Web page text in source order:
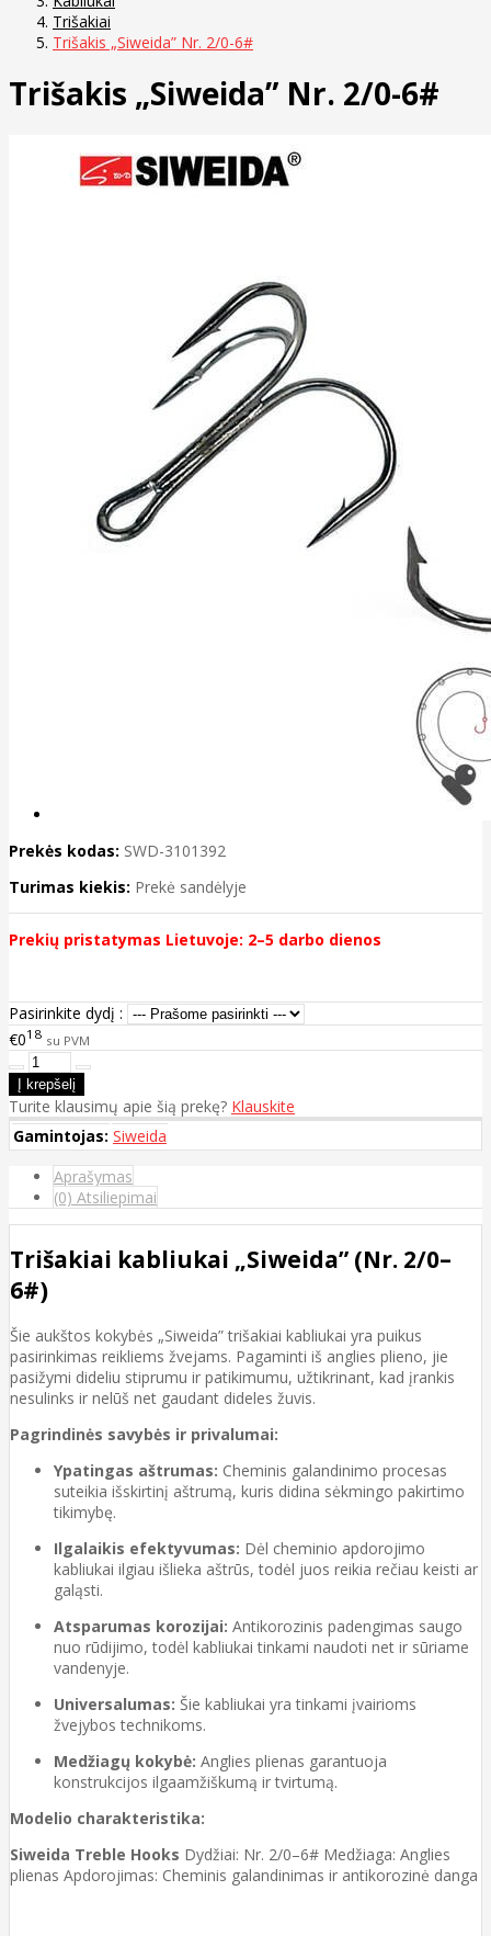
Trišakiai
Trišakis „Siweida” Nr. 2/0-6#
Trišakis „Siweida” Nr. 2/0-6#
Prekės kodas: SWD-3101392
Turimas kiekis: Prekė sandėlyje
Prekių pristatymas Lietuvoje: 2–5 darbo dienos
Pasirinkite dydį :
€018 su PVM
Turite klausimų apie šią prekę? Klauskite
Gamintojas: Siweida
Aprašymas
(0) Atsiliepimai
Trišakiai kabliukai „Siweida” (Nr. 2/0–
6#)
Šie aukštos kokybės „Siweida” trišakiai kabliukai yra puikus
pasirinkimas reikliems žvejams. Pagaminti iš anglies plieno, jie
pasižymi dideliu stiprumu ir patikimumu, užtikrinant, kad įrankis
nesulinks ir nelūš net gaudant dideles žuvis.
Pagrindinės savybės ir privalumai:
Ypatingas aštrumas: Cheminis galandinimo procesas
suteikia išskirtinį aštrumą, kuris didina sėkmingo pakirtimo
tikimybę.
Ilgalaikis efektyvumas: Dėl cheminio apdorojimo
kabliukai ilgiau išlieka aštrūs, todėl juos reikia rečiau keisti ar
galąsti.
Atsparumas korozijai: Antikorozinis padengimas saugo
nuo rūdijimo, todėl kabliukai tinkami naudoti net ir sūriame
vandenyje.
Universalumas: Šie kabliukai yra tinkami įvairioms
žvejybos technikoms.
Medžiagų kokybė: Anglies plienas garantuoja
konstrukcijos ilgaamžiškumą ir tvirtumą.
Modelio charakteristika:
Siweida Treble Hooks Dydžiai: Nr. 2/0–6# Medžiaga: Anglies
plienas Apdorojimas: Cheminis galandinimas ir antikorozinė danga